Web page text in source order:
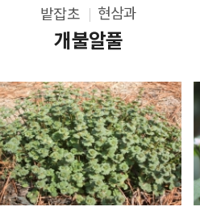
밭잡초 현삼과
개불알풀